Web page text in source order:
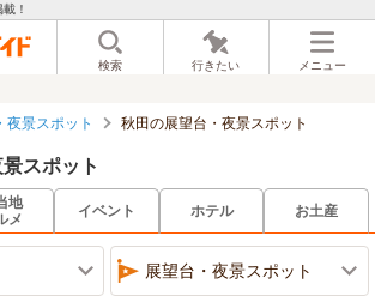
載！
検索 行きたい メニュー
夜景スポット 秋田の展望台・夜景スポット
スポット
地
メ
イベント ホテル お土産
展望台・夜景スポット